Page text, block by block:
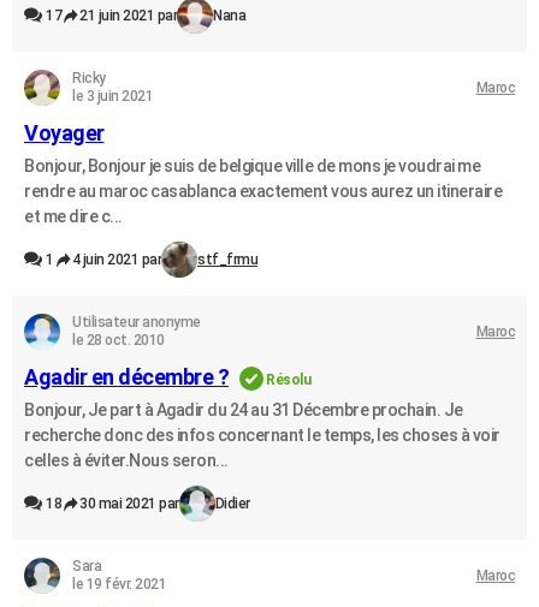
17 21 juin 2021 par Nana
Ricky
le 3 juin 2021
Maroc
Voyager
Bonjour, Bonjour je suis de belgique ville de mons je voudrai me
rendre au maroc casablanca exactement vous aurez un itineraire
et me dire c...
1 4 juin 2021 par stf_frmu
Utilisateur anonyme
le 28 oct. 2010
Maroc
Agadir en décembre ? Résolu
Bonjour, Je part à Agadir du 24 au 31 Décembre prochain. Je
recherche donc des infos concernant le temps, les choses à voir
celles à éviter.Nous seron...
18 30 mai 2021 par Didier
Sara
le 19 févr. 2021
Maroc